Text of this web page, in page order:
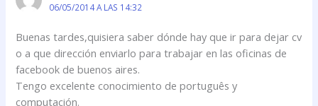
06/05/2014 A LAS 14:32
Buenas tardes,quisiera saber dónde hay que ir para dejar cv
o a que dirección enviarlo para trabajar en las oficinas de
facebook de buenos aires.
Tengo excelente conocimiento de português y
computación.